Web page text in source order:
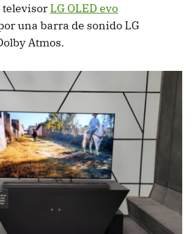
televisor LG OLED evo
una barra de sonido LG
Atmos.